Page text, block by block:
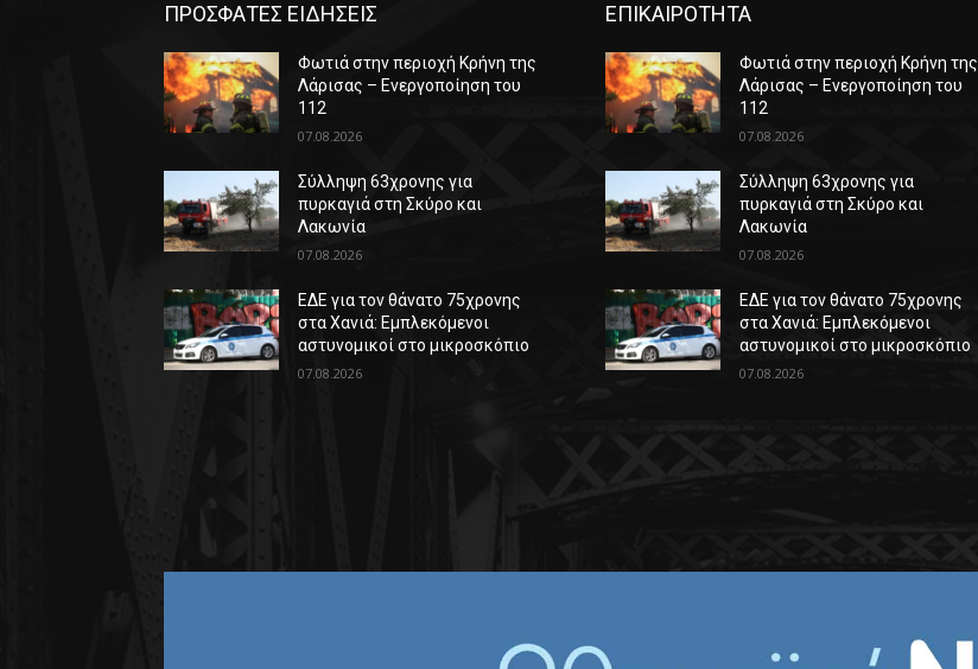
ΠΡΟΣΦΑΤΕΣ ΕΙΔΗΣΕΙΣ
Φωτιά στην περιοχή Κρήνη της
Λάρισας – Ενεργοποίηση του
112
07.08.2026
Σύλληψη 63χρονης για
πυρκαγιά στη Σκύρο και
Λακωνία
07.08.2026
ΕΔΕ για τον θάνατο 75χρονης
στα Χανιά: Εμπλεκόμενοι
αστυνομικοί στο μικροσκόπιο
07.08.2026
ΕΠΙΚΑΙΡΟΤΗΤΑ
Φωτιά στην περιοχή Κρήνη της
Λάρισας – Ενεργοποίηση του
112
07.08.2026
Σύλληψη 63χρονης για
πυρκαγιά στη Σκύρο και
Λακωνία
07.08.2026
ΕΔΕ για τον θάνατο 75χρονης
στα Χανιά: Εμπλεκόμενοι
αστυνομικοί στο μικροσκόπιο
07.08.2026